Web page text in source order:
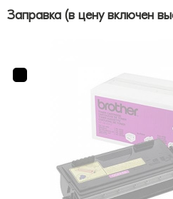
Заправка (в цену включен